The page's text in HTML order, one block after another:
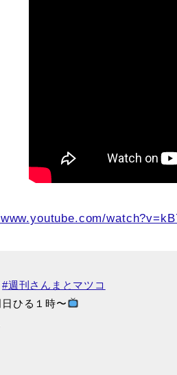
#週刊さんまとマツコ
日ひる１時〜